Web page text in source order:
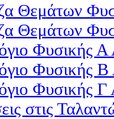
Θεμάτων
Θεμάτων
Φυσικής Α
Φυσικής Β
Φυσικής Γ
στις